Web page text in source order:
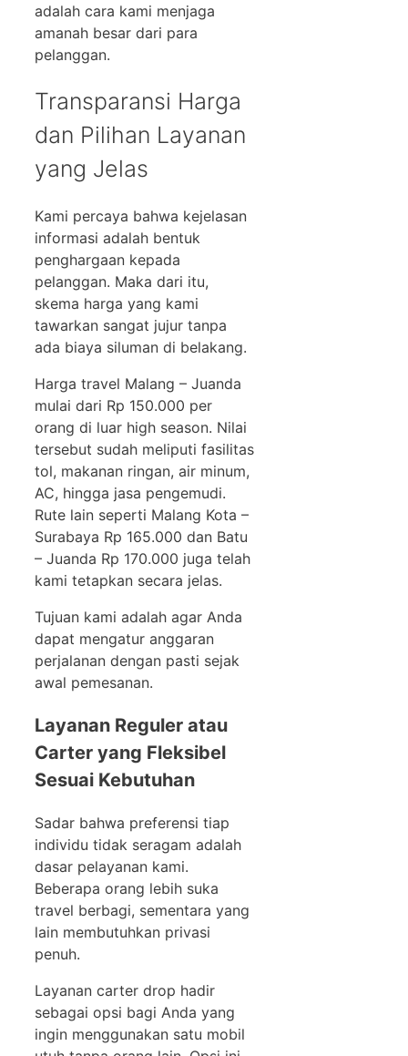
adalah cara kami menjaga
amanah besar dari para
pelanggan.
Transparansi Harga
dan Pilihan Layanan
yang Jelas
Kami percaya bahwa kejelasan
informasi adalah bentuk
penghargaan kepada
pelanggan. Maka dari itu,
skema harga yang kami
tawarkan sangat jujur tanpa
ada biaya siluman di belakang.
Harga travel Malang – Juanda
mulai dari Rp 150.000 per
orang di luar high season. Nilai
tersebut sudah meliputi fasilitas
tol, makanan ringan, air minum,
AC, hingga jasa pengemudi.
Rute lain seperti Malang Kota –
Surabaya Rp 165.000 dan Batu
– Juanda Rp 170.000 juga telah
kami tetapkan secara jelas.
Tujuan kami adalah agar Anda
dapat mengatur anggaran
perjalanan dengan pasti sejak
awal pemesanan.
Layanan Reguler atau
Carter yang Fleksibel
Sesuai Kebutuhan
Sadar bahwa preferensi tiap
individu tidak seragam adalah
dasar pelayanan kami.
Beberapa orang lebih suka
travel berbagi, sementara yang
lain membutuhkan privasi
penuh.
Layanan carter drop hadir
sebagai opsi bagi Anda yang
ingin menggunakan satu mobil